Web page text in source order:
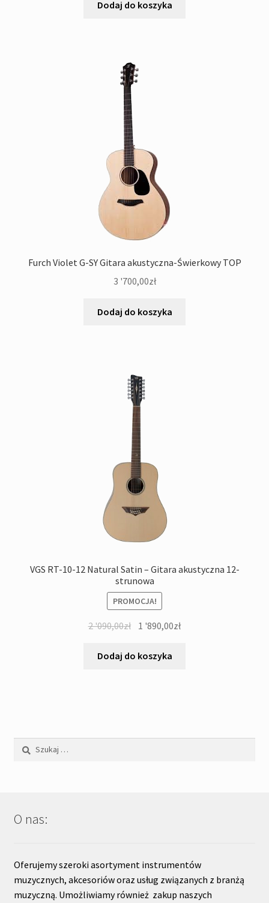
Dodaj do koszyka
Furch Violet G-SY Gitara akustyczna-Świerkowy TOP
3 '700,00zł
Dodaj do koszyka
VGS RT-10-12 Natural Satin – Gitara akustyczna 12-
strunowa
PROMOCJA!
2 '090,00zł Pierwotna
wynosiła:
1 '890,00złAktualna
Dodaj do koszyka
Szukaj:
O nas:
Oferujemy szeroki asortyment instrumentów
muzycznych, akcesoriów oraz usług związanych z branżą
muzyczną. Umożliwiamy również zakup naszych